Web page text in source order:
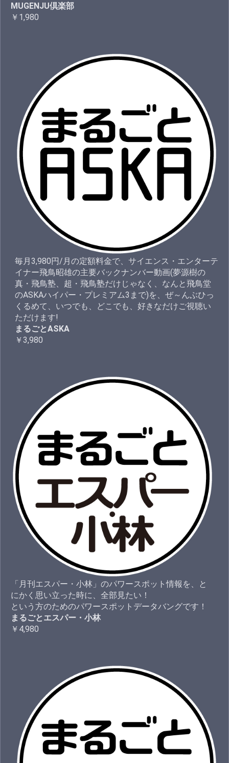
MUGENJU倶楽部
￥1,980
毎月3,980円/月の定額料金で、サイエンス・エンターテ
イナー飛鳥昭雄の主要バックナンバー動画(夢源樹の
真・飛鳥塾、超・飛鳥塾だけじゃなく、なんと飛鳥堂
のASKAハイパー・プレミアム3まで)を、ぜ～んぶひっ
くるめて、いつでも、どこでも、好きなだけご視聴い
ただけます!
まるごとASKA
￥3,980
「月刊エスパー・小林」のパワースポット情報を、と
にかく思い立った時に、全部見たい！
という方のためのパワースポットデータバングです！
まるごとエスパー・小林
￥4,980